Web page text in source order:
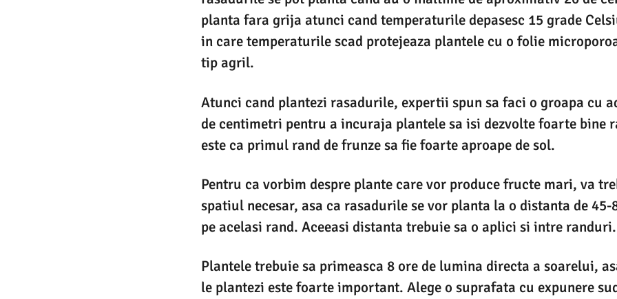
planta fara grija atunci cand temperaturile depasesc 15 grade
in care temperaturile scad protejeaza plantele cu o folie
tip agril.
Atunci cand plantezi rasadurile, expertii spun sa faci o groapa cu
de centimetri pentru a incuraja plantele sa isi dezvolte foarte bine
este ca primul rand de frunze sa fie foarte aproape de sol.
Pentru ca vorbim despre plante care vor produce fructe mari, va
spatiul necesar, asa ca rasadurile se vor planta la o distanta de
pe acelasi rand. Aceeasi distanta trebuie sa o aplici si intre randuri.
Plantele trebuie sa primeasca 8 ore de lumina directa a soarelui,
le plantezi este foarte important. Alege o suprafata cu expunere